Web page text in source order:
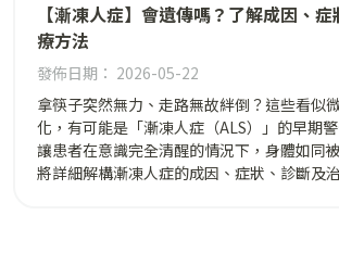
【漸凍人症】會遺傳嗎？了解成因、
療方法
發佈日期： 2026-05-22
拿筷子突然無力、走路無故絆倒？這些看似
化，有可能是「漸凍人症（ALS）」的早期
讓患者在意識完全清醒的情況下，身體如同
將詳細解構漸凍人症的成因、症狀、診斷及